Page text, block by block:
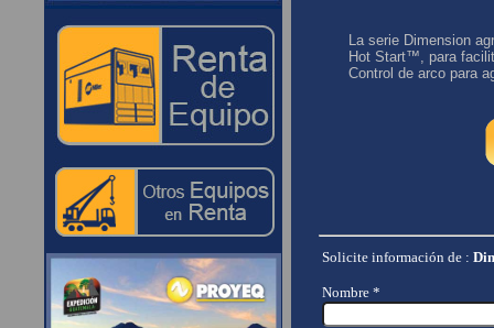
La serie Dimension
Hot Start™, para
Control de arco para
Solicite información de :
Nombre *